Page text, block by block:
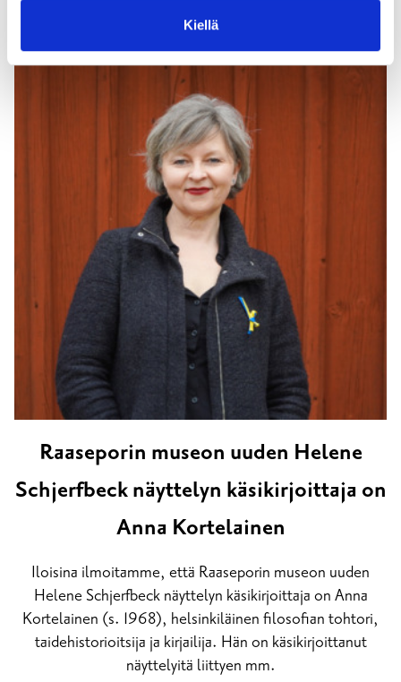
Kiellä
Raaseporin museon uuden Helene
Schjerfbeck näyttelyn käsikirjoittaja on
Anna Kortelainen
Iloisina ilmoitamme, että Raaseporin museon uuden
Helene Schjerfbeck näyttelyn käsikirjoittaja on Anna
Kortelainen (s. 1968), helsinkiläinen filosofian tohtori,
taidehistorioitsija ja kirjailija. Hän on käsikirjoittanut
näyttelyitä liittyen mm.